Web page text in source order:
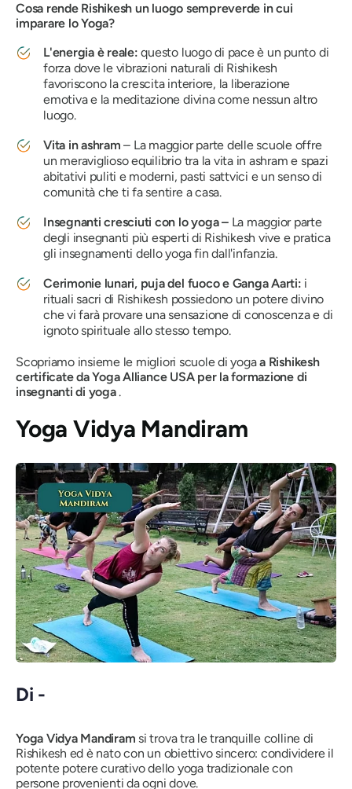
Cosa rende Rishikesh un luogo sempreverde in cui
imparare lo Yoga?
L'energia è reale:questo luogo di pace è un punto di
forzadove le vibrazioni naturali di Rishikesh
favoriscono la crescita interiore, la liberazione
emotiva e la meditazione divina come nessun altro
luogo.
Vita in ashram– La maggior parte delle scuole offre
un meraviglioso equilibrio tra la vita in ashram e spazi
abitativi puliti e moderni, pasti sattvici e un senso di
comunità che ti fa sentire a casa.
Insegnanti cresciuti con lo yoga – La maggior parte
degli insegnanti più esperti di Rishikesh vive e pratica
gli insegnamenti dello yoga fin dall'infanzia.
Cerimonie lunari, puja del fuoco e Ganga Aarti: i
rituali sacri di Rishikesh possiedono un potere divino
che vi farà provare una sensazione di conoscenza e di
ignoto spirituale allo stesso tempo.
Scopriamo insieme le migliori scuole di yogaa Rishikesh
certificate da Yoga Alliance USA per la formazione di
insegnanti di yoga.
Yoga Vidya Mandiram
Di -
Yoga Vidya Mandiram si trova tra le tranquille colline di
Rishikesh ed è nato con un obiettivo sincero: condividere il
potente potere curativo dello yoga tradizionale con
persone provenienti da ogni dove.